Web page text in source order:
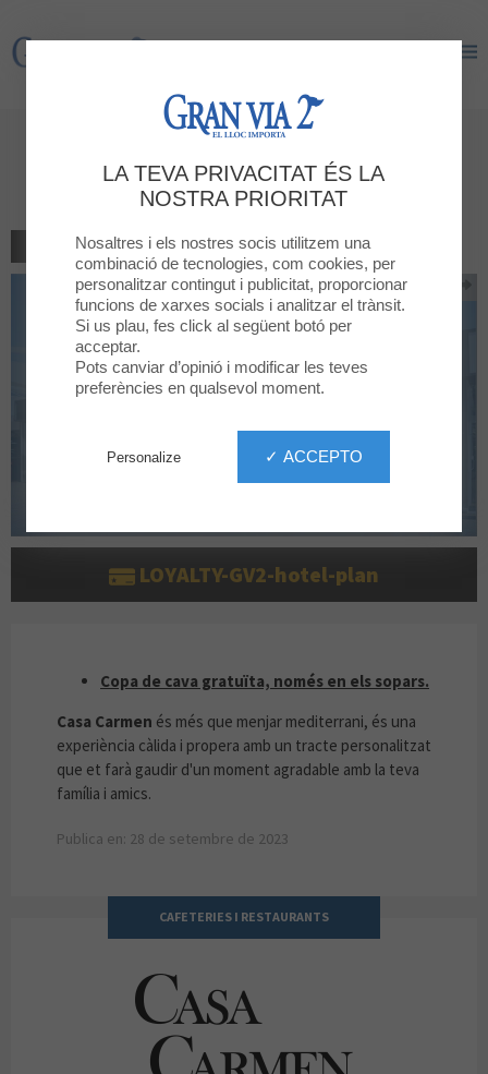
Gran Via 2
Copa de cava gratis, només als
sopars
TORNAR AL LLISTAT
LOYALTY-GV2-hotel-plan
COPA DE CAVA GRATIS, NOMÉS ALS SOPARS
Copa de cava gratuïta, només en els sopars.
Casa Carmen és més que menjar mediterrani, és una
experiència càlida i propera amb un tracte personalitzat
que et farà gaudir d'un moment agradable amb la teva
família i amics.
Publica en: 28 de setembre de 2023
CAFETERIES I RESTAURANTS
CASA CARMEN
LA TEVA PRIVACITAT ÉS LA
NOSTRA PRIORITAT
Nosaltres i els nostres socis utilitzem una
combinació de tecnologies, com cookies, per
personalitzar contingut i publicitat, proporcionar
funcions de xarxes socials i analitzar el trànsit.
Si us plau, fes click al següent botó per
acceptar.
Pots canviar d’opinió i modificar les teves
preferències en qualsevol moment.
✓ ACCEPTO
Personalize